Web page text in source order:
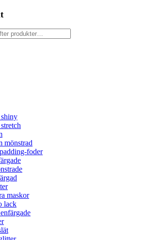
mönstrad
foder
maskor
lack